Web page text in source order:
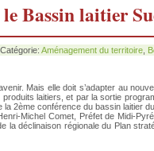
Bassin laitier
Aménagement du territoire
Mais elle doit s’adapter au
laitiers, et par la sortie
2ème conférence du bassin laitier
Michel Comet, Préfet de Midi-
la déclinaison régionale du Plan